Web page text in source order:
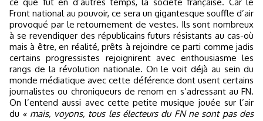
Front national au pouvoir, ce sera un gigantesque souffle d’air
provoqué par le retournement de vestes. Ils sont nombreux
à se revendiquer des républicains futurs résistants au cas-où
mais à être, en réalité, prêts à rejoindre ce parti comme jadis
certains progressistes rejoignirent avec enthousiasme les
rangs de la révolution nationale. On le voit déjà au sein du
monde médiatique avec cette déférence dont usent certains
journalistes ou chroniqueurs de renom en s’adressant au FN.
On l’entend aussi avec cette petite musique jouée sur l’air
du « mais, voyons, tous les électeurs du FN ne sont pas des